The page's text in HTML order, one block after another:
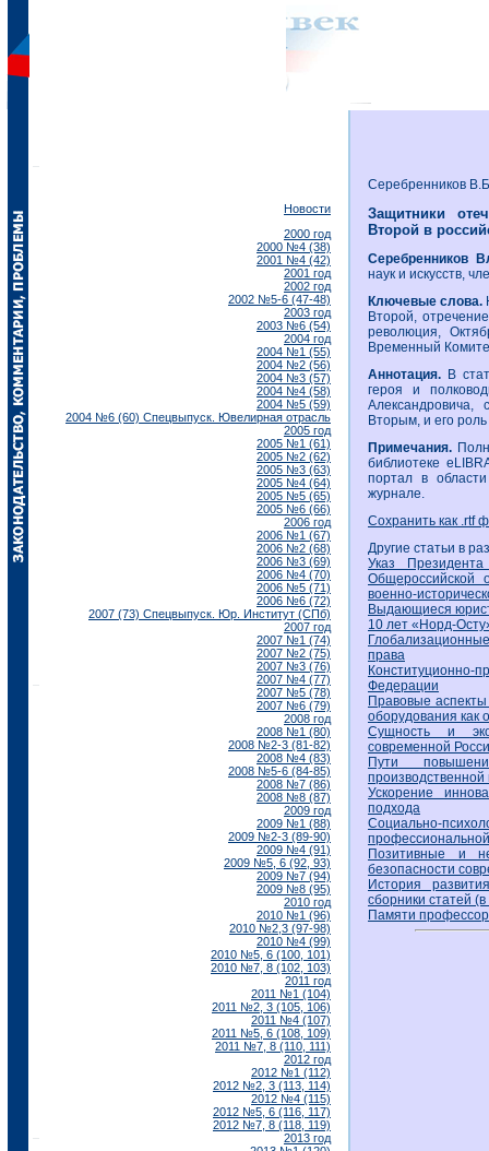
Новости
2000 год
2000 №4 (38)
2001 №4 (42)
2001 год
2002 год
2002 №5-6 (47-48)
2003 год
2003 №6 (54)
2004 год
2004 №1 (55)
2004 №2 (56)
2004 №3 (57)
2004 №4 (58)
2004 №5 (59)
2004 №6 (60) Спецвыпуск. Ювелирная отрасль
2005 год
2005 №1 (61)
2005 №2 (62)
2005 №3 (63)
2005 №4 (64)
2005 №5 (65)
2005 №6 (66)
2006 год
2006 №1 (67)
2006 №2 (68)
2006 №3 (69)
2006 №4 (70)
2006 №5 (71)
2006 №6 (72)
2007 (73) Спецвыпуск. Юр. Институт (СПб)
2007 год
2007 №1 (74)
2007 №2 (75)
2007 №3 (76)
2007 №4 (77)
2007 №5 (78)
2007 №6 (79)
2008 год
2008 №1 (80)
2008 №2-3 (81-82)
2008 №4 (83)
2008 №5-6 (84-85)
2008 №7 (86)
2008 №8 (87)
2009 год
2009 №1 (88)
2009 №2-3 (89-90)
2009 №4 (91)
2009 №5, 6 (92, 93)
2009 №7 (94)
2009 №8 (95)
2010 год
2010 №1 (96)
2010 №2,3 (97-98)
2010 №4 (99)
2010 №5, 6 (100, 101)
2010 №7, 8 (102, 103)
2011 год
2011 №1 (104)
2011 №2, 3 (105, 106)
2011 №4 (107)
2011 №5, 6 (108, 109)
2011 №7, 8 (110, 111)
2012 год
2012 №1 (112)
2012 №2, 3 (113, 114)
2012 №4 (115)
2012 №5, 6 (116, 117)
2012 №7, 8 (118, 119)
2013 год
Серебренников
Защитники
Второй в
Серебренников
наук и искусств,
Ключевые слова.
Второй,
революция,
Временный
Аннотация. В
героя и
Вторым, и его
Примечания.
библиотеке
портал в
журнале.
Сохранить как .rtf
Другие статьи в
Указ
Общероссийской
военно-
Выдающиеся
10 лет «Норд-
права
Федерации
Правовые аспекты
оборудования как
Сущность и
современной
Пути
Ускорение
подхода
Социально-
Позитивные и
безопасности
История
сборники статей
Памяти